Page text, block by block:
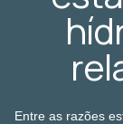
Entre as razões